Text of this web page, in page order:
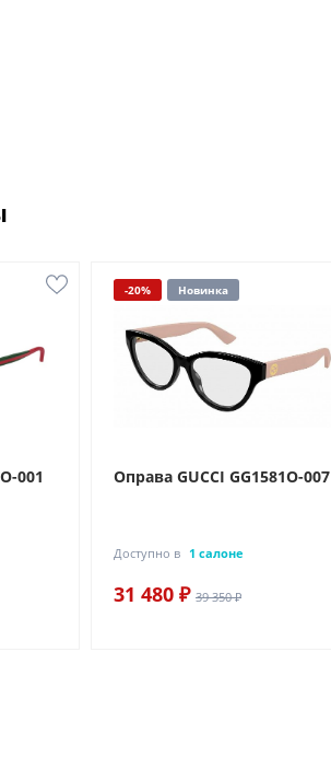
001
-20% Новинка
Оправа GUCCI GG1581O-007
Доступно в 1 салоне
31 480 ₽ 39 350 ₽